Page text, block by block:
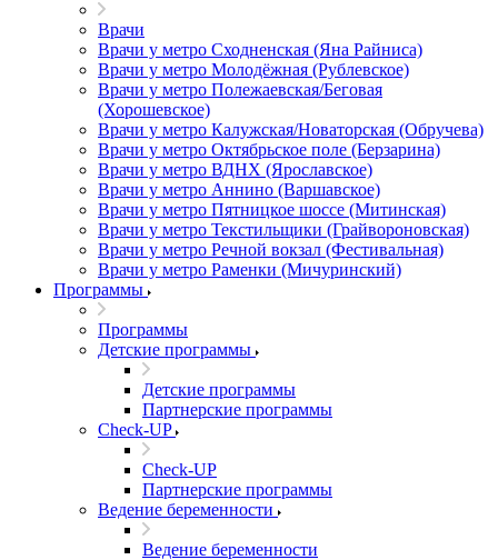
Врачи
Врачи у метро Сходненская (Яна Райниса)
Врачи у метро Молодёжная (Рублевское)
Врачи у метро Полежаевская/Беговая
(Хорошевское)
Врачи у метро Калужская/Новаторская (Обручева)
Врачи у метро Октябрьское поле (Берзарина)
Врачи у метро ВДНХ (Ярославское)
Врачи у метро Аннино (Варшавское)
Врачи у метро Пятницкое шоссе (Митинская)
Врачи у метро Текстильщики (Грайвороновская)
Врачи у метро Речной вокзал (Фестивальная)
Врачи у метро Раменки (Мичуринский)
Программы
Программы
Детские программы
Детские программы
Партнерские программы
Check-UP
Check-UP
Партнерские программы
Ведение беременности
Ведение беременности